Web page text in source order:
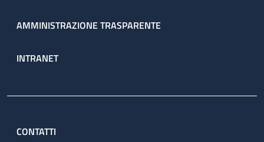
AMMINISTRAZIONE TRASPARENTE
INTRANET
CONTATTI